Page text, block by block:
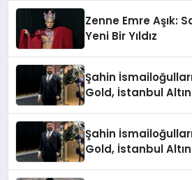
Zenne Emre Aşık:
Yeni Bir Yıldız
Şahin
Gold, İstanbul
Şahin
Gold, İstanbul